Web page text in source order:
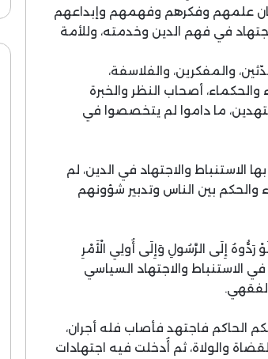
كان علمهم وفكرهم وفهمهم وإبداعهم
في فهم الدين وخدمته، وللأمة
والمفكرين، والفلاسفة،
والحكماء، أصحاب النظر والخبرة
ما داموا لم يتخصصوا في
والاجتهاد في الدين، لم
والحكم بين الناس وتدبير شؤونهم
إِلَى الرَّسُولِ وَإِلَى أُولِي الْأَمْرِ
منهم} [النساء: 83]، وهو وارد في الاستنباط والاجتهاد السياسي
الحاكم فاجتهد فأصاب فله أجران،
والولاة، ثم أُدخلت فيه اجتهادات